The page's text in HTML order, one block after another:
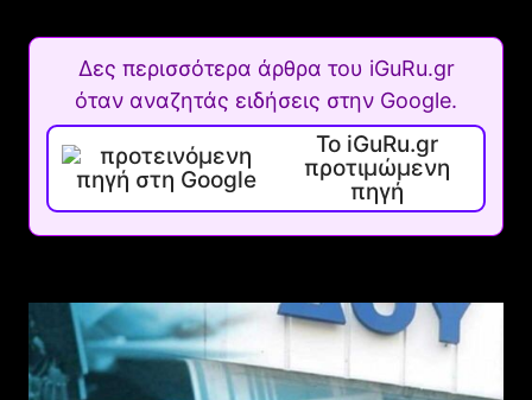
Δες περισσότερα άρθρα του iGuRu.gr
όταν αναζητάς ειδήσεις στην Google.
Το iGuRu.gr
προτιμώμενη
πηγή